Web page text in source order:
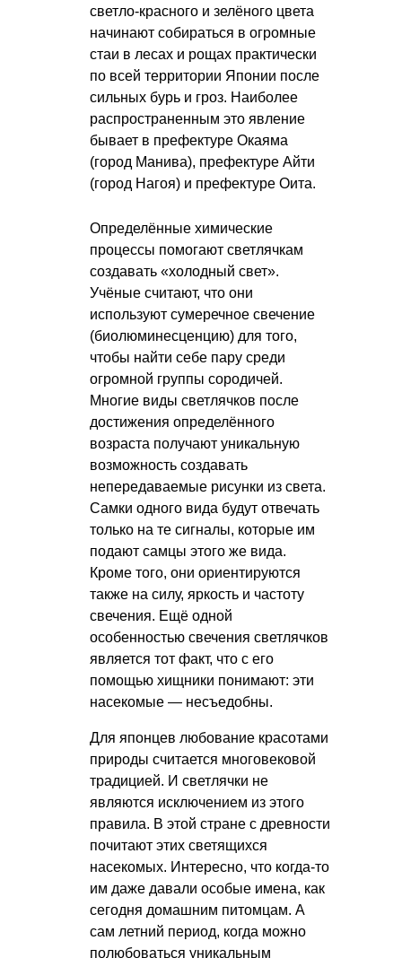
светло-красного и зелёного цвета
начинают собираться в огромные
стаи в лесах и рощах практически
по всей территории Японии после
сильных бурь и гроз. Наиболее
распространенным это явление
бывает в префектуре Окаяма
(город Манива), префектуре Айти
(город Нагоя) и префектуре Оита.
Определённые химические
процессы помогают светлячкам
создавать «холодный свет».
Учёные считают, что они
используют сумеречное свечение
(биолюминесценцию) для того,
чтобы найти себе пару среди
огромной группы сородичей.
Многие виды светлячков после
достижения определённого
возраста получают уникальную
возможность создавать
непередаваемые рисунки из света.
Самки одного вида будут отвечать
только на те сигналы, которые им
подают самцы этого же вида.
Кроме того, они ориентируются
также на силу, яркость и частоту
свечения. Ещё одной
особенностью свечения светлячков
является тот факт, что с его
помощью хищники понимают: эти
насекомые — несъедобны.
Для японцев любование красотами
природы считается многовековой
традицией. И светлячки не
являются исключением из этого
правила. В этой стране с древности
почитают этих светящихся
насекомых. Интересно, что когда-то
им даже давали особые имена, как
сегодня домашним питомцам. А
сам летний период, когда можно
полюбоваться уникальным